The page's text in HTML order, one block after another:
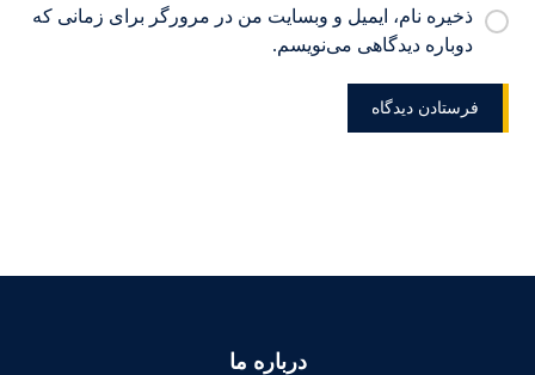
ذخیره نام، ایمیل و وبسایت من در مرورگر برای زمانی که
دوباره دیدگاهی می‌نویسم.
درباره ما